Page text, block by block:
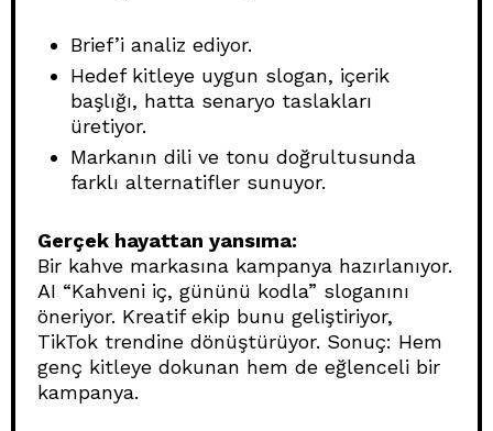
Brief’i analiz ediyor.
Hedef kitleye uygun slogan, içerik
başlığı, hatta senaryo taslakları
üretiyor.
Markanın dili ve tonu doğrultusunda
farklı alternatifler sunuyor.
Gerçek hayattan yansıma:
Bir kahve markasına kampanya hazırlanıyor.
AI “Kahveni iç, gününü kodla” sloganını
öneriyor. Kreatif ekip bunu geliştiriyor,
TikTok trendine dönüştürüyor. Sonuç: Hem
genç kitleye dokunan hem de eğlenceli bir
kampanya.